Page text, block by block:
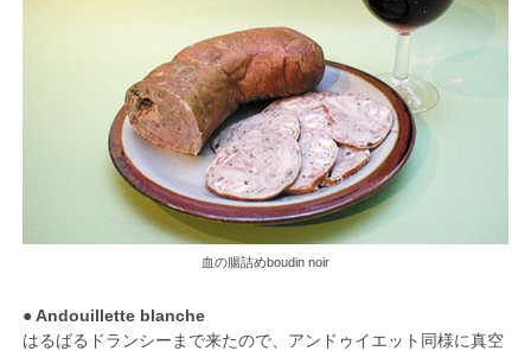
血の腸詰めboudin noir
● Andouillette blanche
はるばるドランシーまで来たので、アンドゥイエット同様に真空